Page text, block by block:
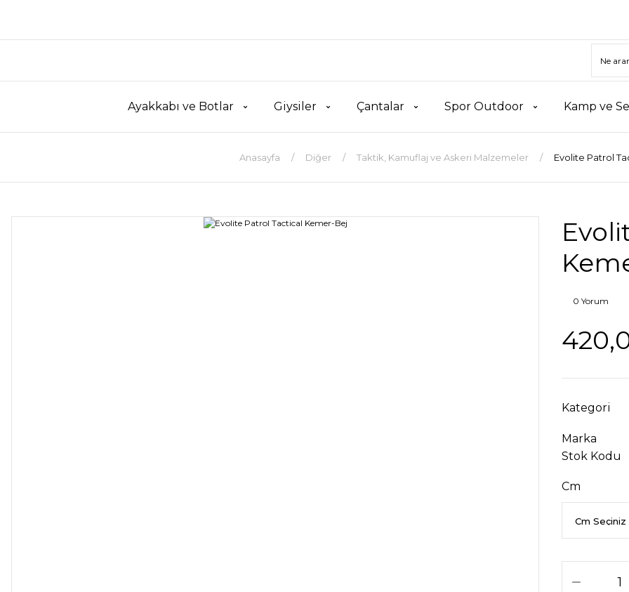
Ayakkabı ve Botlar Giysiler Çantalar Spor Outdoor Kamp ve
Anasayfa Diğer Taktik, Kamuflaj ve Askeri Malzemeler Evolite Patrol
0 Yorum
Kategori
Marka
Stok Kodu
Cm